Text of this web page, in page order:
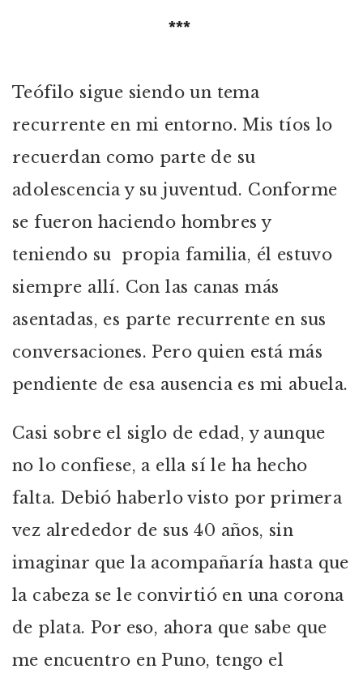
***
Teófilo sigue siendo un tema
recurrente en mi entorno. Mis tíos lo
recuerdan como parte de su
adolescencia y su juventud. Conforme
se fueron haciendo hombres y
teniendo su propia familia, él estuvo
siempre allí. Con las canas más
asentadas, es parte recurrente en sus
conversaciones. Pero quien está más
pendiente de esa ausencia es mi abuela.
Casi sobre el siglo de edad, y aunque
no lo confiese, a ella sí le ha hecho
falta. Debió haberlo visto por primera
vez alrededor de sus 40 años, sin
imaginar que la acompañaría hasta que
la cabeza se le convirtió en una corona
de plata. Por eso, ahora que sabe que
me encuentro en Puno, tengo el